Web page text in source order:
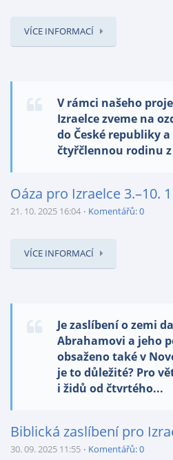
VÍCE INFORMACÍ
V rámci našeho
Izraelce zveme na
do České republiky
čtyřčlennou rodinu
Oáza pro Izraelce 3.–10.
21. 10. 2025 16:04 Komentářů: 0
VÍCE INFORMACÍ
Je zaslíbení o zemi
Abrahamovi a jeho
obsaženo také v
je to důležité? Pro
i židů od čtvrtého...
Biblická zaslíbení pro
30. 09. 2025 11:55 Komentářů: 0